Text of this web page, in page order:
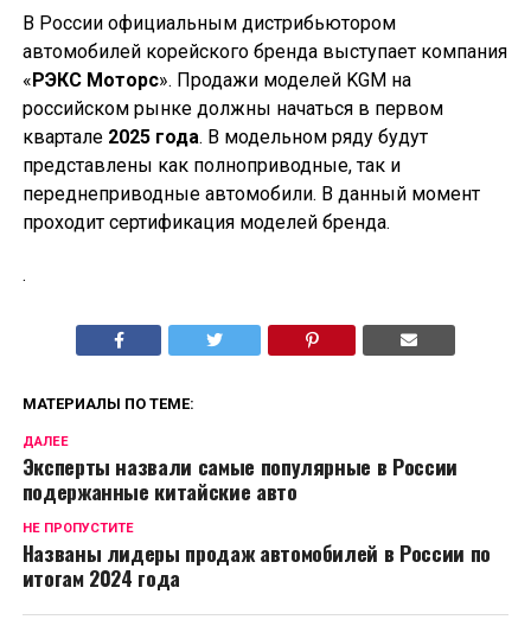
В России официальным дистрибьютором
автомобилей корейского бренда выступает компания
«РЭКС Моторс». Продажи моделей KGM на
российском рынке должны начаться в первом
квартале 2025 года. В модельном ряду будут
представлены как полноприводные, так и
переднеприводные автомобили. В данный момент
проходит сертификация моделей бренда.
.
МАТЕРИАЛЫ ПО ТЕМЕ:
ДАЛЕЕ
Эксперты назвали самые популярные в России
подержанные китайские авто
НЕ ПРОПУСТИТЕ
Названы лидеры продаж автомобилей в России по
итогам 2024 года